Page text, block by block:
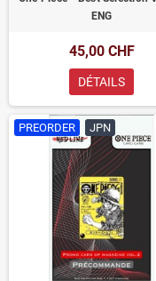
ENG
45,00 CHF
DÉTAILS
PREORDER JPN